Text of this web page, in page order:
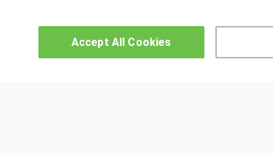
OTROS GRUPOS DE INTERES
Accept All Cookies